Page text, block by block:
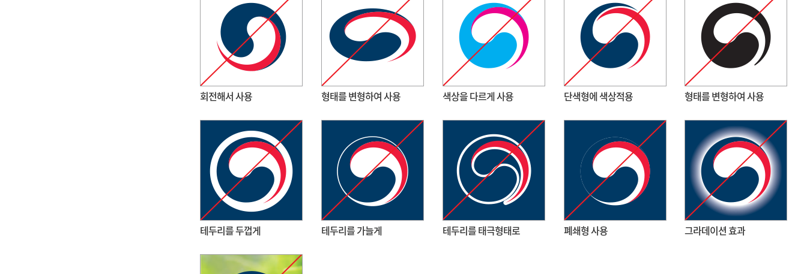
회전해서 사용 형태를 변형하여 사용 색상을 다르게 사용 단색형에 색상적용 형태를 변형하여 사용
테두리를 두껍게 테두리를 가늘게 테두리를 태극형태로 폐쇄형 사용 그라데이션 효과